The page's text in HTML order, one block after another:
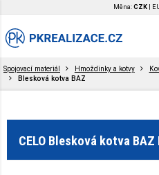
Měna:CZK
Spojovací materiál Hmoždinky a kotvy
Blesková kotva BAZ
CELO Blesková kotva